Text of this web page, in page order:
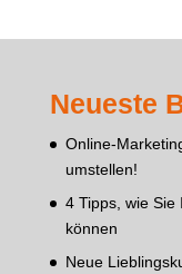
Neueste
Online-
umstellen!
4 Tipps, wie Sie
können
Neue